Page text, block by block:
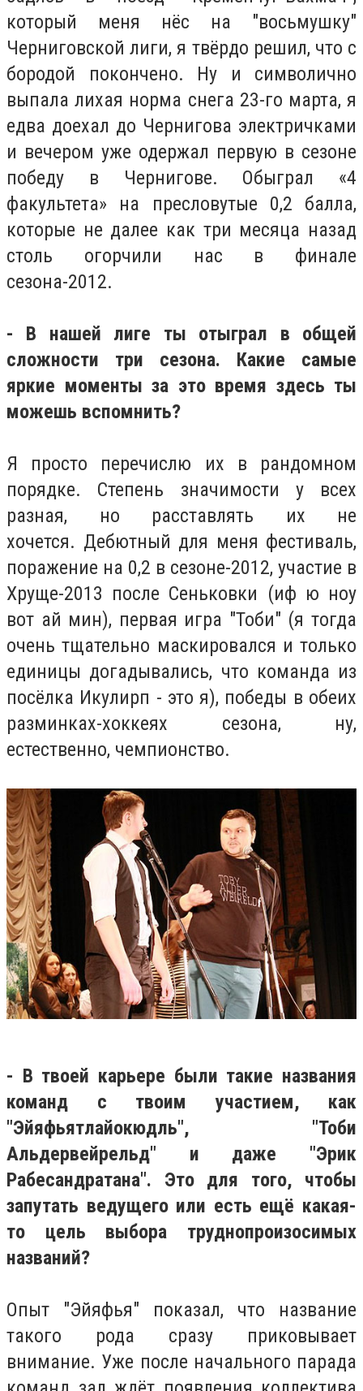
который меня нёс на "восьмушку"
Черниговской лиги, я твёрдо решил, что с
бородой покончено. Ну и символично
выпала лихая норма снега 23-го марта, я
едва доехал до Чернигова электричками
и вечером уже одержал первую в сезоне
победу в Чернигове. Обыграл «4
факультета» на пресловутые 0,2 балла,
которые не далее как три месяца назад
столь огорчили нас в финале
сезона-2012.
- В нашей лиге ты отыграл в общей
сложности три сезона. Какие самые
яркие моменты за это время здесь ты
можешь вспомнить?
Я просто перечислю их в рандомном
порядке. Степень значимости у всех
разная, но расставлять их не
хочется. Дебютный для меня фестиваль,
поражение на 0,2 в сезоне-2012, участие в
Хруще-2013 после Сеньковки (иф ю ноу
вот ай мин), первая игра "Тоби" (я тогда
очень тщательно маскировался и только
единицы догадывались, что команда из
посёлка Икулирп - это я), победы в обеих
разминках-хоккеях сезона, ну,
естественно, чемпионство.
- В твоей карьере были такие названия
команд с твоим участием, как
"Эйяфьятлайокюдль", "Тоби
Альдервейрельд" и даже "Эрик
Рабесандратана". Это для того, чтобы
запутать ведущего или есть ещё какая-
то цель выбора труднопроизосимых
названий?
Опыт "Эйяфья" показал, что название
такого рода сразу приковывает
внимание. Уже после начального парада